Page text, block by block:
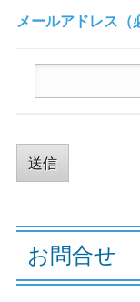
メールアドレス
お問合せ